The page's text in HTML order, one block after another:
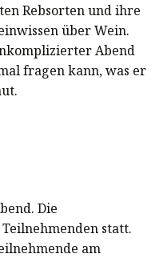
Rebsorten und ihre
über Wein.
Abend
fragen kann, was er
Die
statt.
am